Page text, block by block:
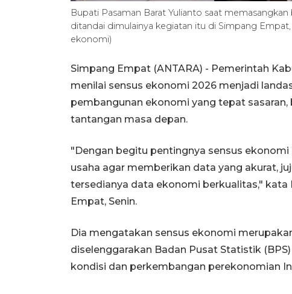
Bupati Pasaman Barat Yulianto saat
ditandai dimulainya kegiatan itu di Simpang Empat,
ekonomi)
Simpang Empat (ANTARA) - Pemerintah
menilai sensus ekonomi 2026 menjadi
pembangunan ekonomi yang tepat
tantangan masa depan.
"Dengan begitu pentingnya sensus
usaha agar memberikan data yang akurat,
tersedianya data ekonomi berkualitas," kata
Empat, Senin.
Dia mengatakan sensus ekonomi
diselenggarakan Badan Pusat Statistik
kondisi dan perkembangan perekonomian